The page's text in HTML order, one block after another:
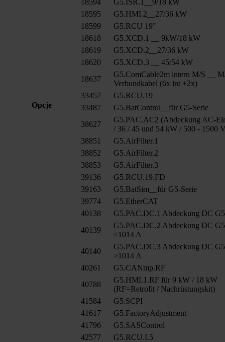
Opcje
18595
G5.HMI.2__27/36 kW
18599
G5.RCU 19"
18618
G5.XCD.1 __ 9kW/18 kW
18619
G5.XCD.2__27/36 kW
18620
G5.XCD.3 __ 45/54 kW
18637
G5.ComCable2m intern M/S __
Verbundkabel (6x int +2x)
33457
G5.RCU.19
33487
G5.BatControl__für G5-Serie
38627
G5.PAC.AC2 (Abdeckung AC-
/ 36 / 45 und 54 kW / 500 - 1500
38851
G5.AirFilter.1
38852
G5.AirFilter.2
38853
G5.AirFilter.3
39136
G5.RCU.19.FD
39163
G5.BatSim__für G5-Serie
39774
G5.EtherCAT
40138
G5.PAC.DC.1 Abdeckung DC
40139
G5.PAC.DC.2 Abdeckung DC
≤1014 A
40140
G5.PAC.DC.3 Abdeckung DC
>1014 A
40261
G5.CANmp.RF
40788
G5.HMI.1.RF für 9 kW / 18 kW
(RF=Retrofit / Nachrüstungskit)
41584
G5.SCPI
41617
G5.FactoryAdjustment
41796
G5.SASControl
42577
G5.RCU.I.5